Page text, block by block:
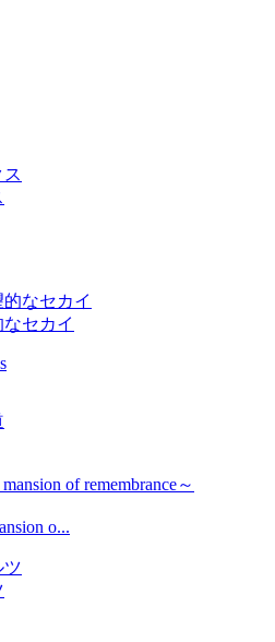
セカイ
o...